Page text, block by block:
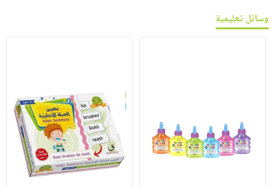
وسائل تعليمية